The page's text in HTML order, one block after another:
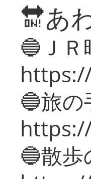
🔛あ
🔵ＪＲ
🔵旅の
🔵散歩